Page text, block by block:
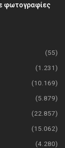
φωτογραφίες
(55)
(1.231)
(10.169)
(5.879)
(22.857)
(15.062)
(4.280)